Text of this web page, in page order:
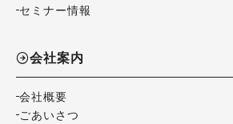
セミナー情報
会社案内
会社概要
ごあいさつ